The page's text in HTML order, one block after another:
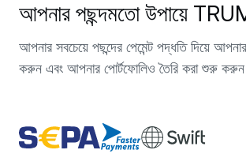
আপনার পছন্দমতো উপায়ে
আপনার সবচেয়ে পছন্দের পেমেন্ট পদ্ধতি দিয়ে আপনার
করুন এবং আপনার পোর্টফোলিও তৈরি করা শুরু